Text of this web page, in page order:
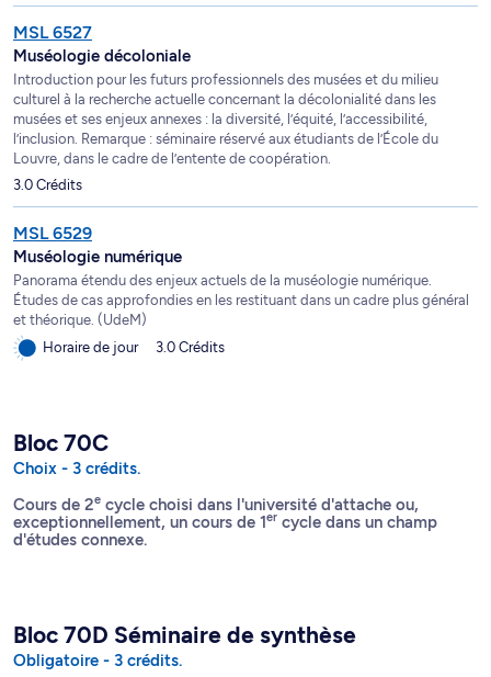
MSL 6527
Muséologie décoloniale
Introduction pour les futurs professionnels des musées et du milieu
culturel à la recherche actuelle concernant la décolonialité dans les
musées et ses enjeux annexes : la diversité, l’équité, l’accessibilité,
l’inclusion. Remarque : séminaire réservé aux étudiants de l’École du
Louvre, dans le cadre de l’entente de coopération.
3.0 Crédits
MSL 6529
Muséologie numérique
Panorama étendu des enjeux actuels de la muséologie numérique.
Études de cas approfondies en les restituant dans un cadre plus général
et théorique. (UdeM)
Horaire de jour
3.0 Crédits
Bloc 70C
Choix - 3 crédits.
Cours de 2e cycle choisi dans l'université d'attache ou,
exceptionnellement, un cours de 1er cycle dans un champ
d'études connexe.
Bloc 70D Séminaire de synthèse
Obligatoire - 3 crédits.